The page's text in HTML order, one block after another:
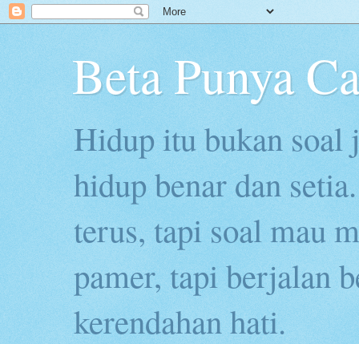
Beta Punya
Hidup itu bukan soal
hidup benar dan
terus, tapi soal mau
pamer, tapi berjalan
kerendahan hati.